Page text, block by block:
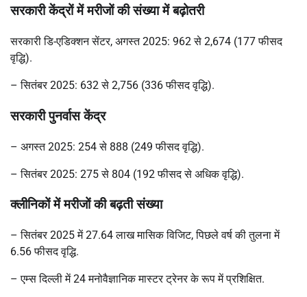
सरकारी केंद्रों में मरीजों की संख्या में बढ़ोतरी
सरकारी डि-एडिक्शन सेंटर, अगस्त 2025: 962 से 2,674 (177 फीसद
वृद्धि).
–सितंबर 2025: 632 से 2,756 (336 फीसद वृद्धि).
सरकारी पुनर्वास केंद्र
– अगस्त 2025: 254 से 888 (249 फीसद वृद्धि).
–सितंबर 2025: 275 से 804 (192 फीसद से अधिक वृद्धि).
क्लीनिकों में मरीजों की बढ़ती संख्या
–सितंबर 2025 में 27.64 लाख मासिक विजिट, पिछले वर्ष की तुलना में
6.56 फीसद वृद्धि.
–एम्स दिल्ली में 24 मनोवैज्ञानिक मास्टर ट्रेनर के रूप में प्रशिक्षित.